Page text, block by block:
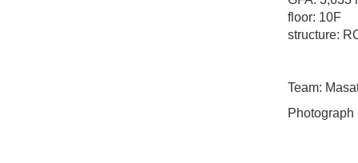
floor: 10F
structure:
Team:
Photograph